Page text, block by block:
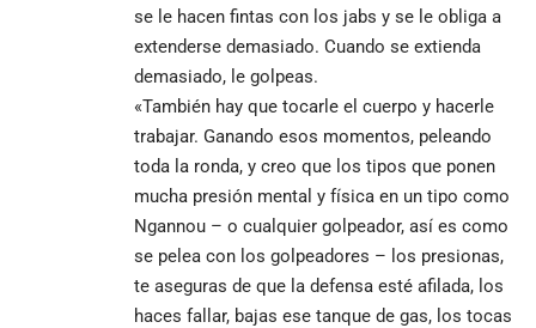
se le hacen fintas con los jabs y se le obliga a
extenderse demasiado. Cuando se extienda
demasiado, le golpeas.
«También hay que tocarle el cuerpo y hacerle
trabajar. Ganando esos momentos, peleando
toda la ronda, y creo que los tipos que ponen
mucha presión mental y física en un tipo como
Ngannou – o cualquier golpeador, así es como
se pelea con los golpeadores – los presionas,
te aseguras de que la defensa esté afilada, los
haces fallar, bajas ese tanque de gas, los tocas